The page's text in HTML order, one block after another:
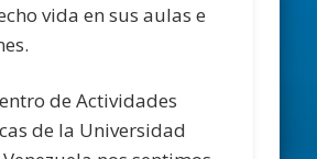
vida en sus aulas e
de Actividades
de la Universidad